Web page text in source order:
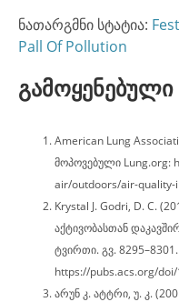
ნათარგმნი სტატია:
Pall Of Pollution
American Lung
მოპოვებული Lung.org:
air/outdoors/air-quality-
Krystal J. Godri, D. C.
აქტივობასთან
ტვირთი. გვ.
https://pubs.acs.org/
არუნ კ. ატტრი, უ. კ.